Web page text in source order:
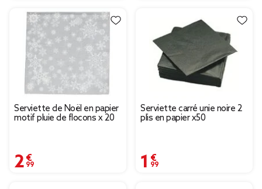
Serviette de Noël en papier
motif pluie de flocons x 20
2,99 €
Serviette carré unie noire 2
plis en papier x50
1,99 €